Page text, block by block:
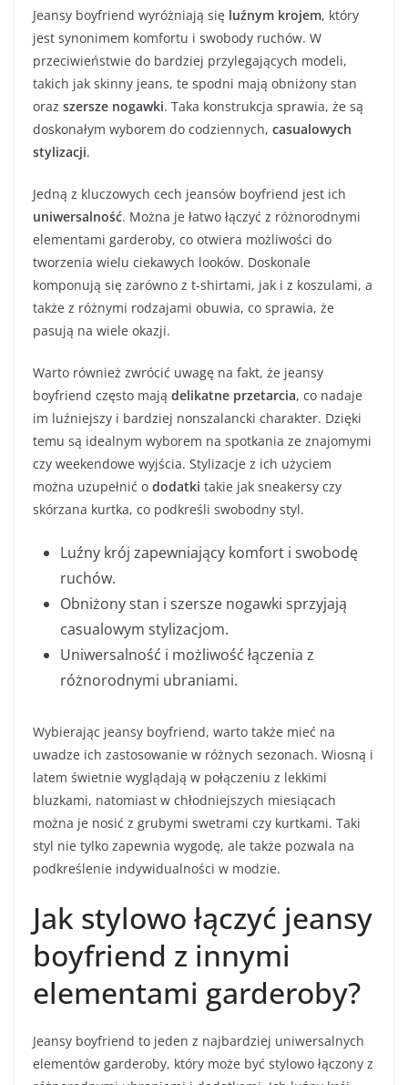
Jeansy boyfriend wyróżniają się luźnym krojem, który
jest synonimem komfortu i swobody ruchów. W
przeciwieństwie do bardziej przylegających modeli,
takich jak skinny jeans, te spodni mają obniżony stan
oraz szersze nogawki. Taka konstrukcja sprawia, że są
doskonałym wyborem do codziennych, casualowych
stylizacji.
Jedną z kluczowych cech jeansów boyfriend jest ich
uniwersalność. Można je łatwo łączyć z różnorodnymi
elementami garderoby, co otwiera możliwości do
tworzenia wielu ciekawych looków. Doskonale
komponują się zarówno z t-shirtami, jak i z koszulami, a
także z różnymi rodzajami obuwia, co sprawia, że
pasują na wiele okazji.
Warto również zwrócić uwagę na fakt, że jeansy
boyfriend często mają delikatne przetarcia, co nadaje
im luźniejszy i bardziej nonszalancki charakter. Dzięki
temu są idealnym wyborem na spotkania ze znajomymi
czy weekendowe wyjścia. Stylizacje z ich użyciem
można uzupełnić o dodatki takie jak sneakersy czy
skórzana kurtka, co podkreśli swobodny styl.
Luźny krój zapewniający komfort i swobodę
ruchów.
Obniżony stan i szersze nogawki sprzyjają
casualowym stylizacjom.
Uniwersalność i możliwość łączenia z
różnorodnymi ubraniami.
Wybierając jeansy boyfriend, warto także mieć na
uwadze ich zastosowanie w różnych sezonach. Wiosną i
latem świetnie wyglądają w połączeniu z lekkimi
bluzkami, natomiast w chłodniejszych miesiącach
można je nosić z grubymi swetrami czy kurtkami. Taki
styl nie tylko zapewnia wygodę, ale także pozwala na
podkreślenie indywidualności w modzie.
Jak stylowo łączyć jeansy
boyfriend z innymi
elementami garderoby?
Jeansy boyfriend to jeden z najbardziej uniwersalnych
elementów garderoby, który może być stylowo łączony z